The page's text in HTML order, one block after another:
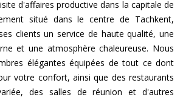
d'affaires productive dans la capitale de
situé dans le centre de Tachkent,
clients un service de haute qualité, une
et une atmosphère chaleureuse. Nous
élégantes équipées de tout ce dont
votre confort, ainsi que des restaurants
des salles de réunion et d'autres